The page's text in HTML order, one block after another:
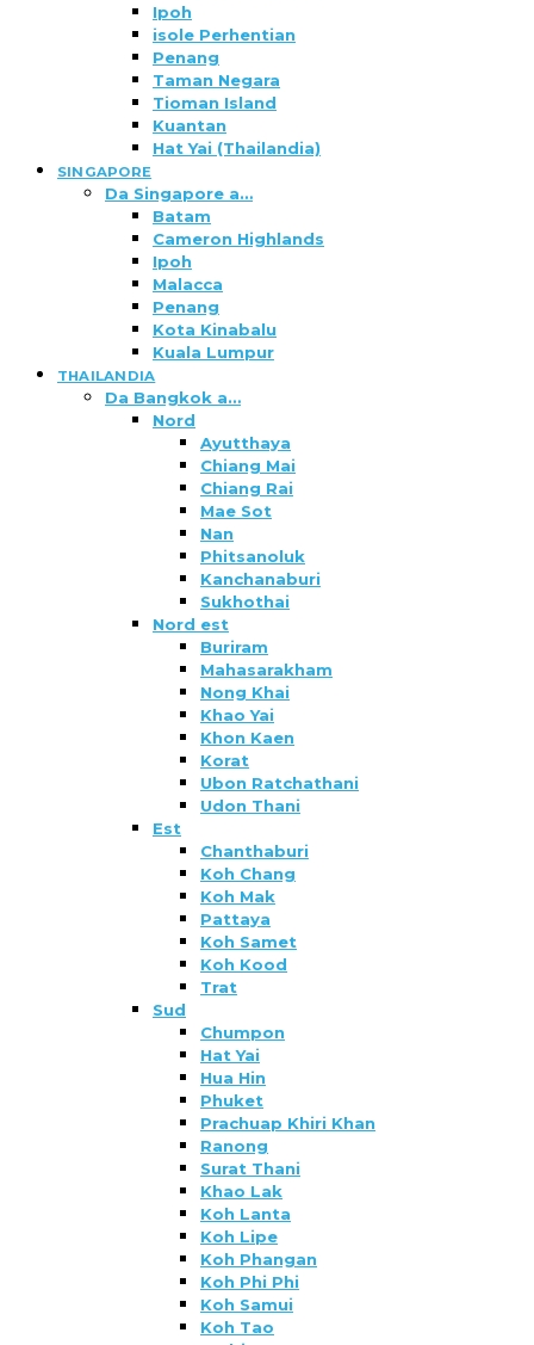
Ipoh
isole Perhentian
Penang
Taman Negara
Tioman Island
Kuantan
Hat Yai (Thailandia)
SINGAPORE
Da Singapore a…
Batam
Cameron Highlands
Ipoh
Malacca
Penang
Kota Kinabalu
Kuala Lumpur
THAILANDIA
Da Bangkok a…
Nord
Ayutthaya
Chiang Mai
Chiang Rai
Mae Sot
Nan
Phitsanoluk
Kanchanaburi
Sukhothai
Nord est
Buriram
Mahasarakham
Nong Khai
Khao Yai
Khon Kaen
Korat
Ubon Ratchathani
Udon Thani
Est
Chanthaburi
Koh Chang
Koh Mak
Pattaya
Koh Samet
Koh Kood
Trat
Sud
Chumpon
Hat Yai
Hua Hin
Phuket
Prachuap Khiri Khan
Ranong
Surat Thani
Khao Lak
Koh Lanta
Koh Lipe
Koh Phangan
Koh Phi Phi
Koh Samui
Koh Tao